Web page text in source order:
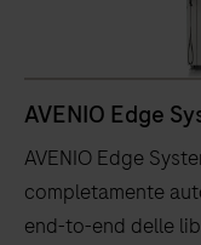
AVENIO Edge
AVENIO Edge
completamente
end-to-end delle